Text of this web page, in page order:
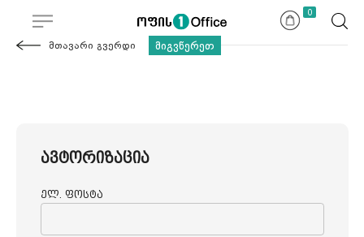
0
მიგვწერეთ
მთავარი გვერდი
ავტორიზაცია
ელ. ფოსტა